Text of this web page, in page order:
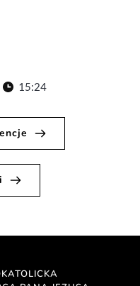
15:24